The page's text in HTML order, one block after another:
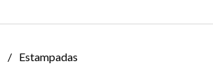
Estampadas